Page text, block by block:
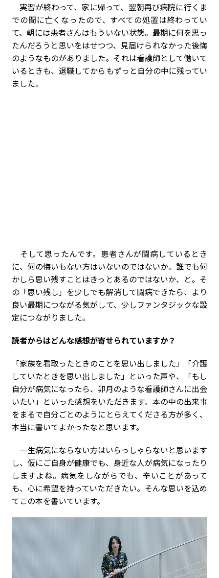
実習が終わって、家に帰って、翌朝再び病院に行くま
での間に亡くなったので、すべての処置は終わってい
て、朝には患者さんはもういない状態。最期に何を思っ
たんだろうと思いをはせつつ、見届けられなかった後悔
のようなものがありました。それは看護師として働いて
いるときも、退職してからもずっと自分の中に残ってい
ました。
そして思ったんです。患者さんが闘病しているとき
に、何の悔いもない方はいないのではないか。誰でも何
かしら思い残すことはきっとあるのではないか、と。そ
の「思い残し」を少しでも解消して闘病できたら、より
良い最期につながる気がして、少しファンタジックな設
定につながりました。
――読者からはどんな感想が寄せられていますか？
「家族を看取ったときのことを思い出しました」「介護
していたときを思い出しました」といった声や、「もし
自分が病気になったら、卯月のような看護師さんに出会
いたい」といった感想をいただきます。本の中の出来事
をまるで自分ごとのようにとらえてくださる方が多く、
本当に書いてよかったなと思います。
一生病気にならない方はいらっしゃらないと思います
し、仮にご自身が健康でも、身近な人が病気になったり
しますよね。病気をしながらでも、辛いことがあって
も、心に希望を持っていただきたい。そんな思いを込め
てこの本を書いています。